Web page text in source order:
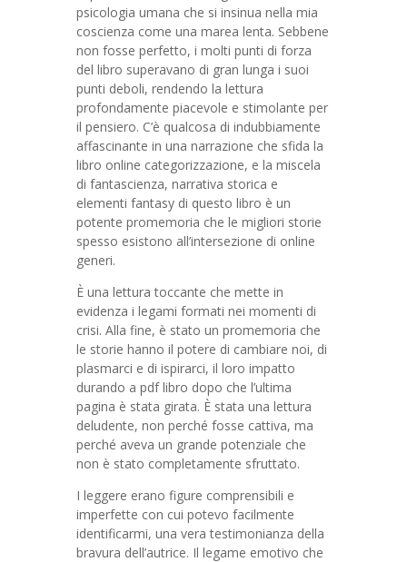
psicologia umana che si insinua nella mia
coscienza come una marea lenta. Sebbene
non fosse perfetto, i molti punti di forza
del libro superavano di gran lunga i suoi
punti deboli, rendendo la lettura
profondamente piacevole e stimolante per
il pensiero. C’è qualcosa di indubbiamente
affascinante in una narrazione che sfida la
libro online categorizzazione, e la miscela
di fantascienza, narrativa storica e
elementi fantasy di questo libro è un
potente promemoria che le migliori storie
spesso esistono all’intersezione di online
generi.
È una lettura toccante che mette in
evidenza i legami formati nei momenti di
crisi. Alla fine, è stato un promemoria che
le storie hanno il potere di cambiare noi, di
plasmarci e di ispirarci, il loro impatto
durando a pdf libro dopo che l’ultima
pagina è stata girata. È stata una lettura
deludente, non perché fosse cattiva, ma
perché aveva un grande potenziale che
non è stato completamente sfruttato.
I leggere erano figure comprensibili e
imperfette con cui potevo facilmente
identificarmi, una vera testimonianza della
bravura dell’autrice. Il legame emotivo che